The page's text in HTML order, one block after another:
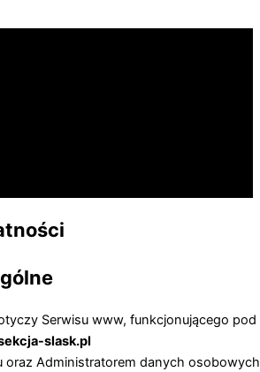
Serwisu www, funkcjonującego pod
slask.pl
oraz Administratorem danych osobowych